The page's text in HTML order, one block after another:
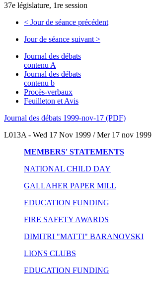
37e législature, 1re session
< Jour de séance précédent
Jour de séance suivant >
Journal des débats
contenu A
Journal des débats
contenu b
Procès-verbaux
Feuilleton et Avis
Journal des débats 1999-nov-17 (PDF)
L013A - Wed 17 Nov 1999 / Mer 17 nov 1999
MEMBERS' STATEMENTS
NATIONAL CHILD DAY
GALLAHER PAPER MILL
EDUCATION FUNDING
FIRE SAFETY AWARDS
DIMITRI "MATTI" BARANOVSKI
LIONS CLUBS
EDUCATION FUNDING